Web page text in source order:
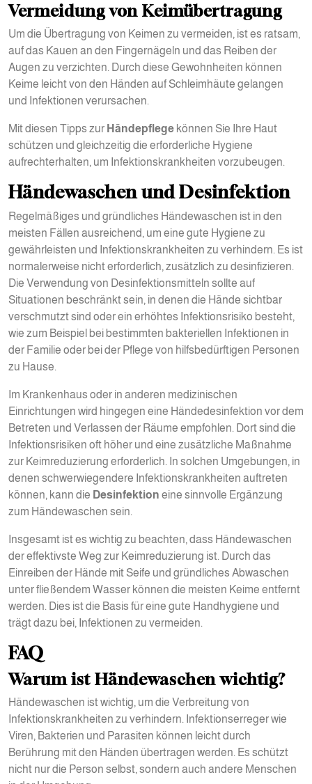
Vermeidung von Keimübertragung
Um die Übertragung von Keimen zu vermeiden, ist es ratsam,
auf das Kauen an den Fingernägeln und das Reiben der
Augen zu verzichten. Durch diese Gewohnheiten können
Keime leicht von den Händen auf Schleimhäute gelangen
und Infektionen verursachen.
Mit diesen Tipps zur Händepflege können Sie Ihre Haut
schützen und gleichzeitig die erforderliche Hygiene
aufrechterhalten, um Infektionskrankheiten vorzubeugen.
Händewaschen und Desinfektion
Regelmäßiges und gründliches Händewaschen ist in den
meisten Fällen ausreichend, um eine gute Hygiene zu
gewährleisten und Infektionskrankheiten zu verhindern. Es ist
normalerweise nicht erforderlich, zusätzlich zu desinfizieren.
Die Verwendung von Desinfektionsmitteln sollte auf
Situationen beschränkt sein, in denen die Hände sichtbar
verschmutzt sind oder ein erhöhtes Infektionsrisiko besteht,
wie zum Beispiel bei bestimmten bakteriellen Infektionen in
der Familie oder bei der Pflege von hilfsbedürftigen Personen
zu Hause.
Im Krankenhaus oder in anderen medizinischen
Einrichtungen wird hingegen eine Händedesinfektion vor dem
Betreten und Verlassen der Räume empfohlen. Dort sind die
Infektionsrisiken oft höher und eine zusätzliche Maßnahme
zur Keimreduzierung erforderlich. In solchen Umgebungen, in
denen schwerwiegendere Infektionskrankheiten auftreten
können, kann die Desinfektion eine sinnvolle Ergänzung
zum Händewaschen sein.
Insgesamt ist es wichtig zu beachten, dass Händewaschen
der effektivste Weg zur Keimreduzierung ist. Durch das
Einreiben der Hände mit Seife und gründliches Abwaschen
unter fließendem Wasser können die meisten Keime entfernt
werden. Dies ist die Basis für eine gute Handhygiene und
trägt dazu bei, Infektionen zu vermeiden.
FAQ
Warum ist Händewaschen wichtig?
Händewaschen ist wichtig, um die Verbreitung von
Infektionskrankheiten zu verhindern. Infektionserreger wie
Viren, Bakterien und Parasiten können leicht durch
Berührung mit den Händen übertragen werden. Es schützt
nicht nur die Person selbst, sondern auch andere Menschen